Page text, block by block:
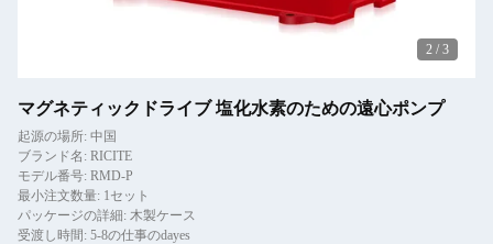
2 / 3
マグネティックドライブ 塩化水素のための遠心ポンプ
起源の場所: 中国
ブランド名: RICITE
モデル番号: RMD-P
最小注文数量: 1セット
パッケージの詳細: 木製ケース
受渡し時間: 5-8の仕事のdayes